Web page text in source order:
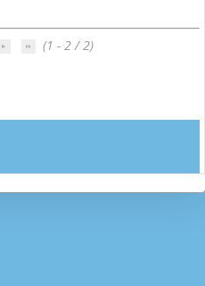
(1 - 2 / 2)